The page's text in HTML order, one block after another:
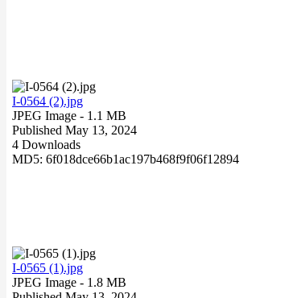
I-0564 (2).jpg
JPEG Image - 1.1 MB
Published May 13, 2024
4 Downloads
MD5: 6f018dce66b1ac197b468f9f06f12894
I-0565 (1).jpg
JPEG Image - 1.8 MB